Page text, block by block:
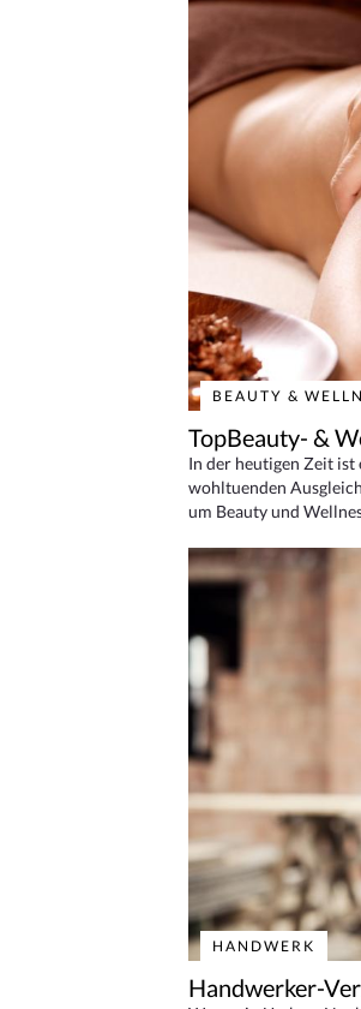
BEAUTY &
TopBeauty- &
In der heutigen Zeit ist
wohltuenden
um Beauty und
HANDWERK
Handwerker-